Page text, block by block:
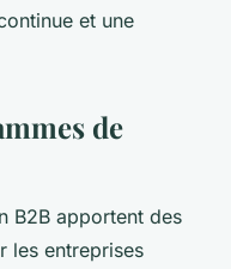
et une
de
B2B apportent des
les entreprises